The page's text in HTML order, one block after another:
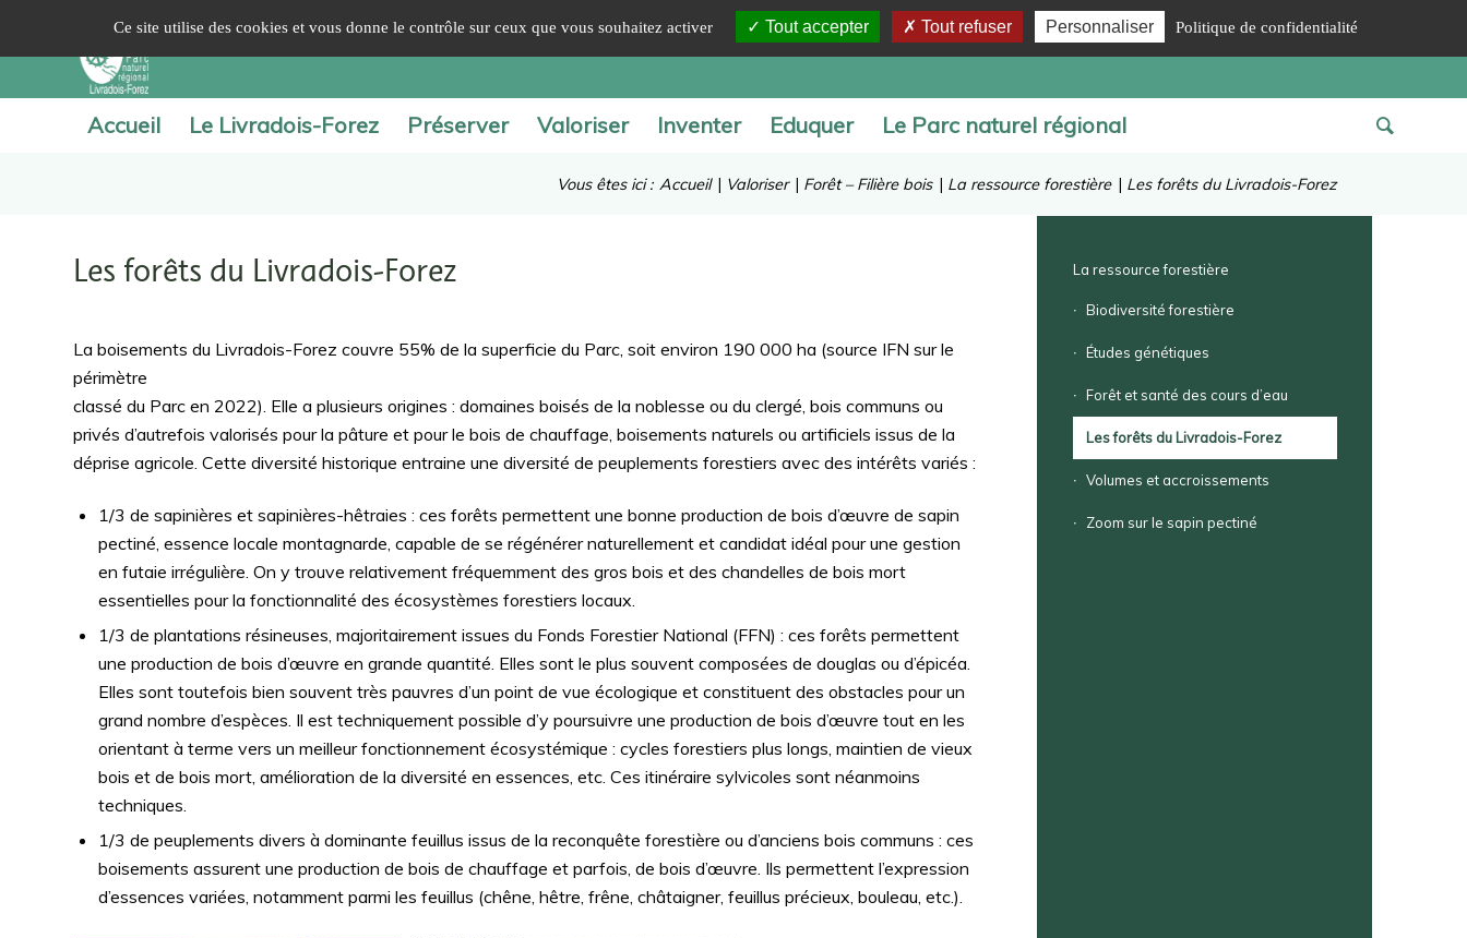
Accueil Le Livradois-Forez Préserver Valoriser Inventer Eduquer Le Parc naturel régional
Vous êtes ici : Accueil | Valoriser | Forêt – Filière bois | La ressource forestière | Les forêts du Livradois-Forez
Les forêts du Livradois-Forez
La boisements du Livradois-Forez couvre 55% de la superficie du Parc, soit environ 190 000 ha (source IFN sur le
périmètre
classé du Parc en 2022). Elle a plusieurs origines : domaines boisés de la noblesse ou du clergé, bois communs ou
privés d’autrefois valorisés pour la pâture et pour le bois de chauffage, boisements naturels ou artificiels issus de la
déprise agricole. Cette diversité historique entraine une diversité de peuplements forestiers avec des intérêts variés :
1/3 de sapinières et sapinières-hêtraies : ces forêts permettent une bonne production de bois d’œuvre de sapin
pectiné, essence locale montagnarde, capable de se régénérer naturellement et candidat idéal pour une gestion
en futaie irrégulière. On y trouve relativement fréquemment des gros bois et des chandelles de bois mort
essentielles pour la fonctionnalité des écosystèmes forestiers locaux.
1/3 de plantations résineuses, majoritairement issues du Fonds Forestier National (FFN) : ces forêts permettent
une production de bois d’œuvre en grande quantité. Elles sont le plus souvent composées de douglas ou d’épicéa.
Elles sont toutefois bien souvent très pauvres d’un point de vue écologique et constituent des obstacles pour un
grand nombre d’espèces. Il est techniquement possible d’y poursuivre une production de bois d’œuvre tout en les
orientant à terme vers un meilleur fonctionnement écosystémique : cycles forestiers plus longs, maintien de vieux
bois et de bois mort, amélioration de la diversité en essences, etc. Ces itinéraire sylvicoles sont néanmoins
techniques.
1/3 de peuplements divers à dominante feuillus issus de la reconquête forestière ou d’anciens bois communs : ces
boisements assurent une production de bois de chauffage et parfois, de bois d’œuvre. Ils permettent l’expression
d’essences variées, notamment parmi les feuillus (chêne, hêtre, frêne, châtaigner, feuillus précieux, bouleau, etc.).
La ressource forestière
Biodiversité forestière
Études génétiques
Forêt et santé des cours d’eau
Les forêts du Livradois-Forez
Volumes et accroissements
Zoom sur le sapin pectiné
Ce site utilise des cookies et vous donne le contrôle sur ceux que vous souhaitez activer Tout accepter Tout refuser Personnaliser Politique de confidentialité